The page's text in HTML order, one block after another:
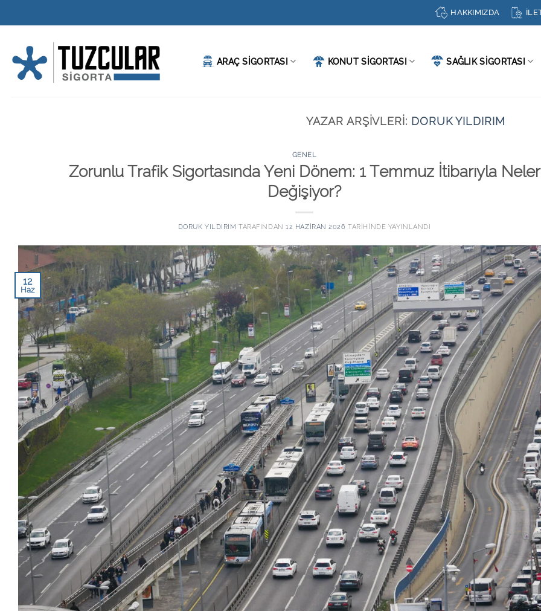
atla
HAKKIMIZDA
ARAÇ SİGORTASI KONUT SİGORTASI SAĞLIK SİGORTASI
YAZAR ARŞIVLERI: DORUK YILDIRIM
GENEL
Zorunlu Trafik Sigortasında Yeni Dönem: 1 Temmuz İtibarıyla Neler
Değişiyor?
DORUK YILDIRIM TARAFINDAN 12 HAZIRAN 2026 TARIHINDE YAYINLANDI
12
Haz